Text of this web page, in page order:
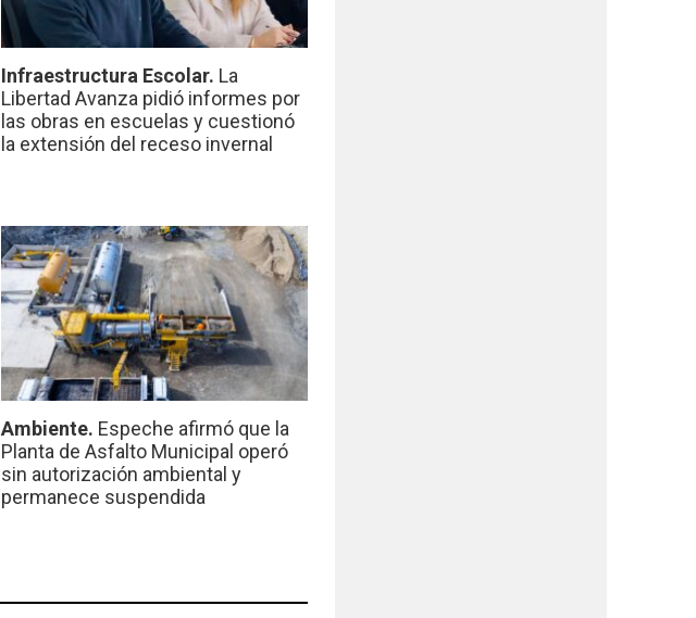
Infraestructura Escolar. La
Libertad Avanza pidió informes por
las obras en escuelas y cuestionó
la extensión del receso invernal
Ambiente. Espeche afirmó que la
Planta de Asfalto Municipal operó
sin autorización ambiental y
permanece suspendida